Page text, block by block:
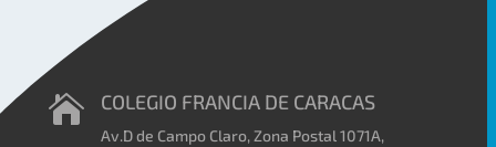
 COLEGIO FRANCIA DE CARACAS
Av.D de Campo Claro, Zona Postal 1071A,